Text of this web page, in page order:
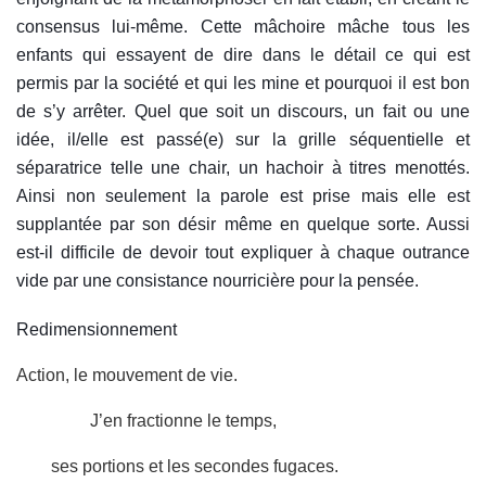
consensus lui-même. Cette mâchoire mâche tous les
enfants qui essayent de dire dans le détail ce qui est
permis par la société et qui les mine et pourquoi il est bon
de s’y arrêter. Quel que soit un discours, un fait ou une
idée, il/elle est passé(e) sur la grille séquentielle et
séparatrice telle une chair, un hachoir à titres menottés.
Ainsi non seulement la parole est prise mais elle est
supplantée par son désir même en quelque sorte. Aussi
est-il difficile de devoir tout expliquer à chaque outrance
vide par une consistance nourricière pour la pensée.
Redimensionnement
Action, le mouvement de vie.
J’en fractionne le temps,
ses portions et les secondes fugaces.